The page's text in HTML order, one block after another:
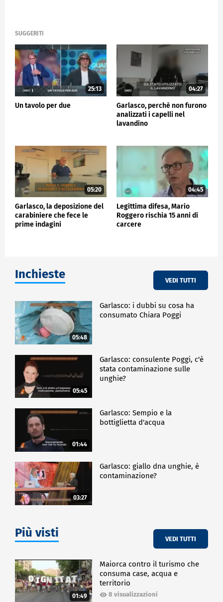
SUGGERITI
25:13
Un tavolo per due
04:27
Garlasco, perchè non furono
analizzati i capelli nel
lavandino
05:20
Garlasco, la deposizione del
carabiniere che fece le
prime indagini
04:45
Legittima difesa, Mario
Roggero rischia 15 anni di
carcere
Inchieste VEDI TUTTI
05:48
Garlasco: i dubbi su cosa ha
consumato Chiara Poggi
05:45
Garlasco: consulente Poggi, c'è
stata contaminazione sulle
unghie?
01:44
Garlasco: Sempio e la
bottiglietta d'acqua
03:27
Garlasco: giallo dna unghie, è
contaminazione?
Più visti VEDI TUTTI
01:49
Maiorca contro il turismo che
consuma case, acqua e
territorio
8 visualizzazioni